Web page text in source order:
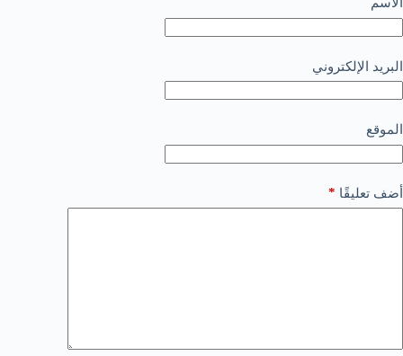
الاسم
البريد الإلكتروني
الموقع
أضف تعليقًا *